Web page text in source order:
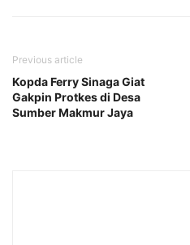
Previous article
Kopda Ferry Sinaga Giat
Gakpin Protkes di Desa
Sumber Makmur Jaya